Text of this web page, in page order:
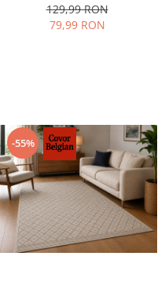
129,99 RON
79,99 RON
-55%